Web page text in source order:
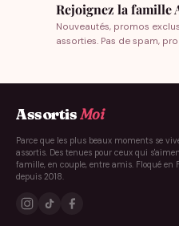
Rejoignez la famille
Nouveautés, promos
assorties. Pas de spam,
AssortisMoi
Parce que les plus beaux moments se
assortis. Des tenues pour ceux qui
famille, en couple, entre amis. Floqué en
depuis 2018.